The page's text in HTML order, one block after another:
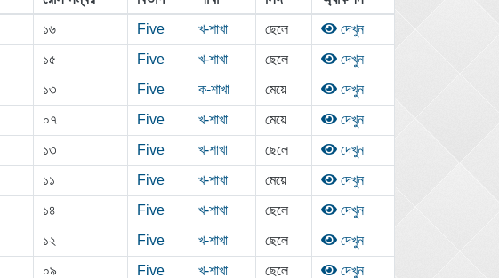
১৬ Five খ-শাখা ছেলে
দেখুন
১৫ Five খ-শাখা ছেলে
দেখুন
১৩ Five ক-শাখা মেয়ে
দেখুন
০৭ Five খ-শাখা মেয়ে
দেখুন
১৩ Five খ-শাখা ছেলে
দেখুন
১১ Five খ-শাখা মেয়ে
দেখুন
১৪ Five খ-শাখা ছেলে
দেখুন
১২ Five খ-শাখা ছেলে
দেখুন
০৯ Five খ-শাখা ছেলে
দেখুন